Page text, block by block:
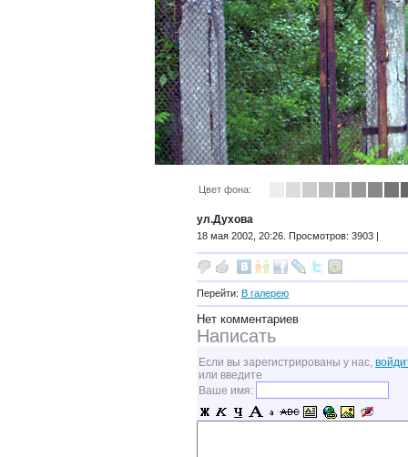
Цвет фона:
ул.Духова
18 мая 2002, 20:26. Просмотров: 3903 |
Перейти: В галерею
Нет комментариев
Написать
Если вы зарегистрированы у нас,
или введите
Ваше имя: